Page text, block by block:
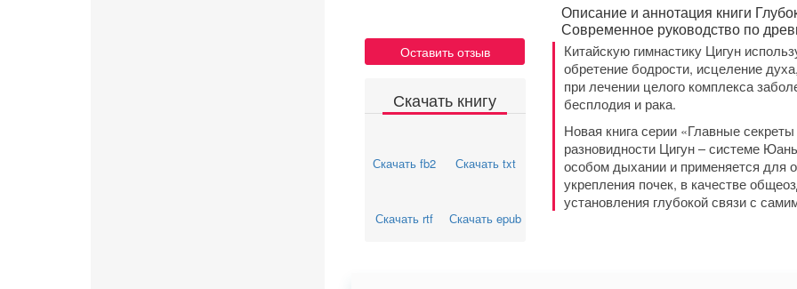
Оставить отзыв
Скачать книгу
Скачать fb2 Скачать txt
Скачать rtf Скачать epub
Описание и аннотация книги
Современное руководство по
Китайскую гимнастику Цигун
обретение бодрости, исцеление
при лечении целого комплекса
бесплодия и рака.
Новая книга серии «Главные
разновидности Цигун – системе
особом дыхании и применяется для
укрепления почек, в качестве
установления глубокой связи с